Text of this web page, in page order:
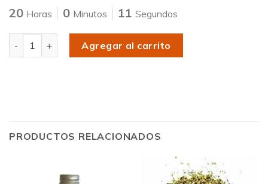
20 Horas 0 Minutos 11 Segundos
Agregar al carrito
PRODUCTOS RELACIONADOS